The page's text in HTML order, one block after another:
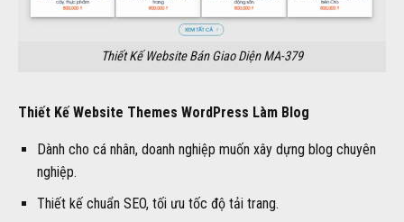
Thiết Kế Website Bán Giao Diện MA-379
Thiết Kế Website Themes WordPress Làm Blog
Dành cho cá nhân, doanh nghiệp muốn xây dựng blog chuyên
nghiệp.
Thiết kế chuẩn SEO, tối ưu tốc độ tải trang.